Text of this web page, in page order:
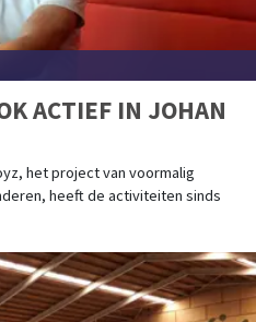
ACTIEF IN JOHAN
het project van voormalig
heeft de activiteiten sinds